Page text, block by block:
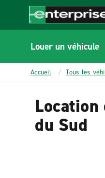
CONTENT
Enterprise
Louer un véhicule
Accueil Tous les
du Sud